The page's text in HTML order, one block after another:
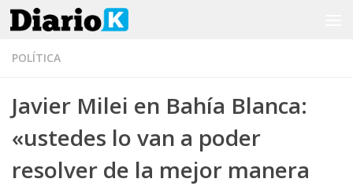
Saltar al contenido
POLÍTICA
Javier Milei en Bahía Blanca:
«ustedes lo van a poder
resolver de la mejor manera